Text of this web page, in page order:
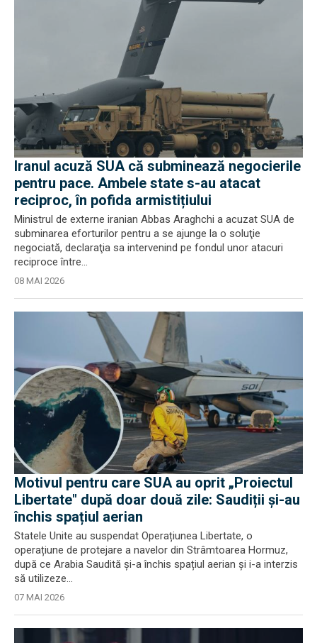
Iranul acuză SUA că subminează negocierile
pentru pace. Ambele state s-au atacat
reciproc, în pofida armistițiului
Ministrul de externe iranian Abbas Araghchi a acuzat SUA de
subminarea eforturilor pentru a se ajunge la o soluţie
negociată, declaraţia sa intervenind pe fondul unor atacuri
reciproce între...
08 MAI 2026
Motivul pentru care SUA au oprit „Proiectul
Libertate" după doar două zile: Saudiții și-au
închis spațiul aerian
Statele Unite au suspendat Operațiunea Libertate, o
operațiune de protejare a navelor din Strâmtoarea Hormuz,
după ce Arabia Saudită și-a închis spațiul aerian și i-a interzis
să utilizeze...
07 MAI 2026